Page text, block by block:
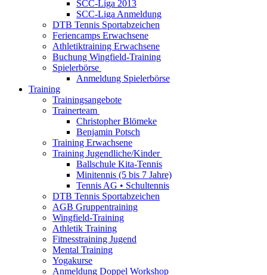
SCC-Liga 2013
SCC-Liga Anmeldung
DTB Tennis Sportabzeichen
Feriencamps Erwachsene
Athletiktraining Erwachsene
Buchung Wingfield-Training
Spielerbörse
Anmeldung Spielerbörse
Training
Trainingsangebote
Trainerteam
Christopher Blömeke
Benjamin Potsch
Training Erwachsene
Training Jugendliche/Kinder
Ballschule Kita-Tennis
Minitennis (5 bis 7 Jahre)
Tennis AG • Schultennis
DTB Tennis Sportabzeichen
AGB Gruppentraining
Wingfield-Training
Athletik Training
Fitnesstraining Jugend
Mental Training
Yogakurse
Anmeldung Doppel Workshop